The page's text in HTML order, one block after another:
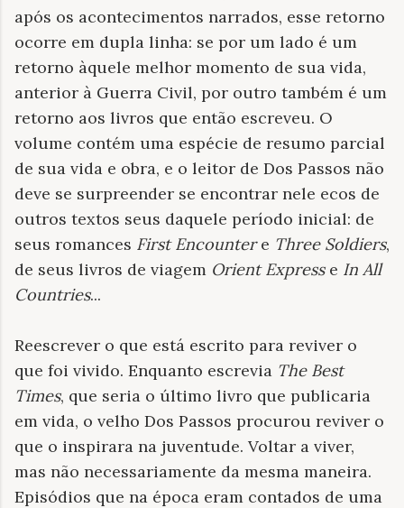
após os acontecimentos narrados, esse retorno
ocorre em dupla linha: se por um lado é um
retorno àquele melhor momento de sua vida,
anterior à Guerra Civil, por outro também é um
retorno aos livros que então escreveu. O
volume contém uma espécie de resumo parcial
de sua vida e obra, e o leitor de Dos Passos não
deve se surpreender se encontrar nele ecos de
outros textos seus daquele período inicial: de
seus romances First Encountere Three Soldiers,
de seus livros de viagem Orient Expresse In All
Countries...
Reescrever o que está escrito para reviver o
que foi vivido. Enquanto escrevia The Best
Times, que seria o último livro que publicaria
em vida, o velho Dos Passos procurou reviver o
que o inspirara na juventude. Voltar a viver,
mas não necessariamente da mesma maneira.
Episódios que na época eram contados de uma